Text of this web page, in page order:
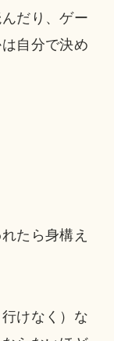
だり、ゲー
自分で決め
たら身構え
けなく）な